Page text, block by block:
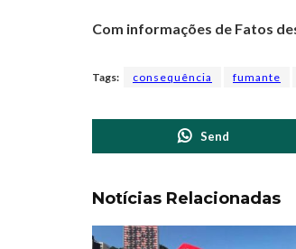
Com informações de Fatos
Tags: consequência fumante
Send
Notícias Relacionadas